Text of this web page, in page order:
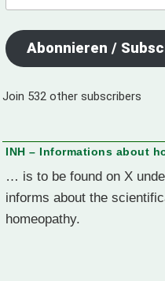
Abonnieren /
Join 532 other subscribers
INH – Informations about
… is to be found on X
informs about the
homeopathy.